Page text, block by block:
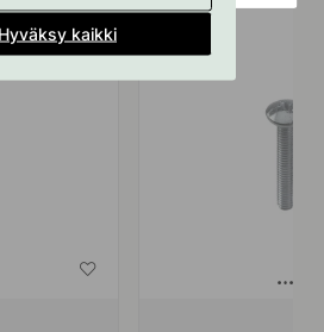
Hyväksy kaikki